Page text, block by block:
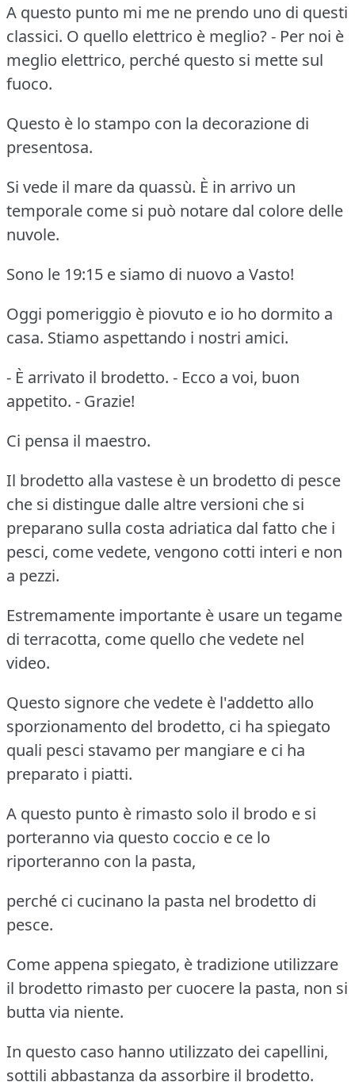
A questo punto mi me ne prendo uno di questi
classici. O quello elettrico è meglio? - Per noi è
meglio elettrico, perché questo si mette sul
fuoco.
Questo è lo stampo con la decorazione di
presentosa.
Si vede il mare da quassù. È in arrivo un
temporale come si può notare dal colore delle
nuvole.
Sono le 19:15 e siamo di nuovo a Vasto!
Oggi pomeriggio è piovuto e io ho dormito a
casa. Stiamo aspettando i nostri amici.
- È arrivato il brodetto. - Ecco a voi, buon
appetito. - Grazie!
Ci pensa il maestro.
Il brodetto alla vastese è un brodetto di pesce
che si distingue dalle altre versioni che si
preparano sulla costa adriatica dal fatto che i
pesci, come vedete, vengono cotti interi e non
a pezzi.
Estremamente importante è usare un tegame
di terracotta, come quello che vedete nel
video.
Questo signore che vedete è l'addetto allo
sporzionamento del brodetto, ci ha spiegato
quali pesci stavamo per mangiare e ci ha
preparato i piatti.
A questo punto è rimasto solo il brodo e si
porteranno via questo coccio e ce lo
riporteranno con la pasta,
perché ci cucinano la pasta nel brodetto di
pesce.
Come appena spiegato, è tradizione utilizzare
il brodetto rimasto per cuocere la pasta, non si
butta via niente.
In questo caso hanno utilizzato dei capellini,
sottili abbastanza da assorbire il brodetto.